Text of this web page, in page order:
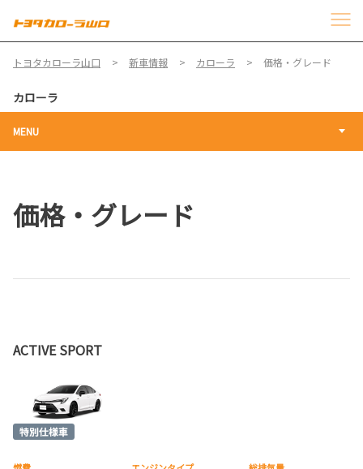
トヨタカローラ山口 新車情報 カローラ 価格・グレード
カローラ
MENU
価格・グレード
ACTIVE SPORT